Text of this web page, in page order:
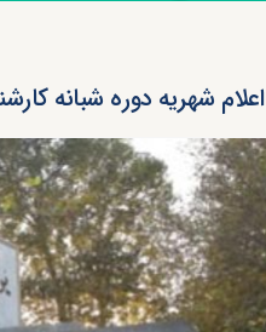
اعلام شهریه دوره شبانه کارشناسی ارشد